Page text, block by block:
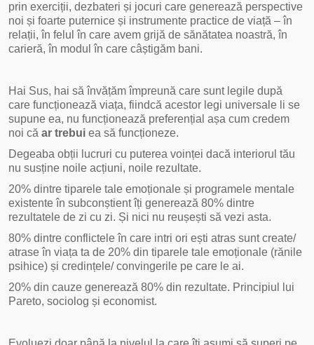
prin exerciții, dezbateri și jocuri care generează perspective
noi și foarte puternice și instrumente practice de viață – în
relații, în felul în care avem grijă de sănătatea noastră, în
carieră, în modul în care câștigăm bani.
Hai Sus, hai să învățăm împreună care sunt legile după
care funcționează viața, fiindcă acestor legi universale li se
supune ea, nu funcționează preferențial așa cum credem
noi căar trebui ea să funcționeze.
Degeaba obții lucruri cu puterea voinței dacă interiorul tău
nu susține noile acțiuni, noile rezultate.
20% dintre tiparele tale emoționale și programele mentale
existente în subconștient îți generează 80% dintre
rezultatele de zi cu zi. Și nici nu reușești să vezi asta.
80% dintre conflictele în care intri ori ești atras sunt create/
atrase în viața ta de 20% din tiparele tale emoționale (rănile
psihice) și credințele/ convingerile pe care le ai.
20% din cauze generează 80% din rezultate. Principiul lui
Pareto, sociolog și economist.